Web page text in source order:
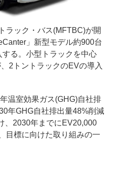
ラック・バス(MFTBC)が開
」新型モデル約900台
る。小型トラックを中心
2トントラックのEVの導入
温室効果ガス(GHG)自社排
年GHG自社排出量48%削減
、2030年までにEV20,000
目標に向けた取り組みの一